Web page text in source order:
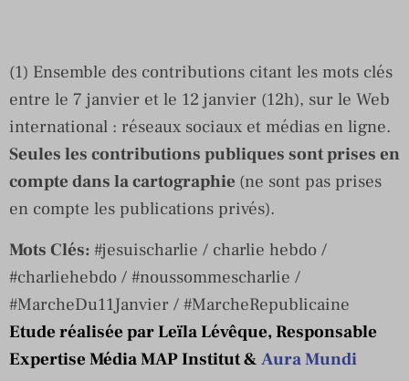
(1) Ensemble des contributions citant les mots clés
entre le 7 janvier et le 12 janvier (12h), sur le Web
international : réseaux sociaux et médias en ligne.
Seules les contributions publiques sont prises en
compte dans la cartographie (ne sont pas prises
en compte les publications privés).
Mots Clés: #jesuischarlie / charlie hebdo /
#charliehebdo / #noussommescharlie /
#MarcheDu11Janvier / #MarcheRepublicaine
Etude réalisée par Leïla Lévêque, Responsable
Expertise Média MAP Institut & Aura Mundi